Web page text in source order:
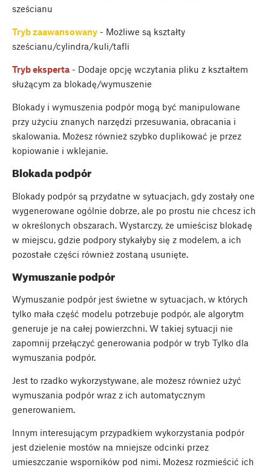
sześcianu
Tryb zaawansowany - Możliwe są kształty
sześcianu/cylindra/kuli/tafli
Tryb eksperta - Dodaje opcję wczytania pliku z kształtem
służącym za blokadę/wymuszenie
Blokady i wymuszenia podpór mogą być manipulowane
przy użyciu znanych narzędzi przesuwania, obracania i
skalowania. Możesz również szybko duplikować je przez
kopiowanie i wklejanie.
Blokada podpór
Blokady podpór są przydatne w sytuacjach, gdy zostały one
wygenerowane ogólnie dobrze, ale po prostu nie chcesz ich
w określonych obszarach. Wystarczy, że umieścisz blokadę
w miejscu, gdzie podpory stykałyby się z modelem, a ich
pozostałe części również zostaną usunięte.
Wymuszanie podpór
Wymuszanie podpór jest świetne w sytuacjach, w których
tylko mała część modelu potrzebuje podpór, ale algorytm
generuje je na całej powierzchni. W takiej sytuacji nie
zapomnij przełączyć generowania podpór w tryb Tylko dla
wymuszania podpór.
Jest to rzadko wykorzystywane, ale możesz również użyć
wymuszania podpór wraz z ich automatycznym
generowaniem.
Innym interesującym przypadkiem wykorzystania podpór
jest dzielenie mostów na mniejsze odcinki przez
umieszczanie wsporników pod nimi. Możesz rozmieścić ich